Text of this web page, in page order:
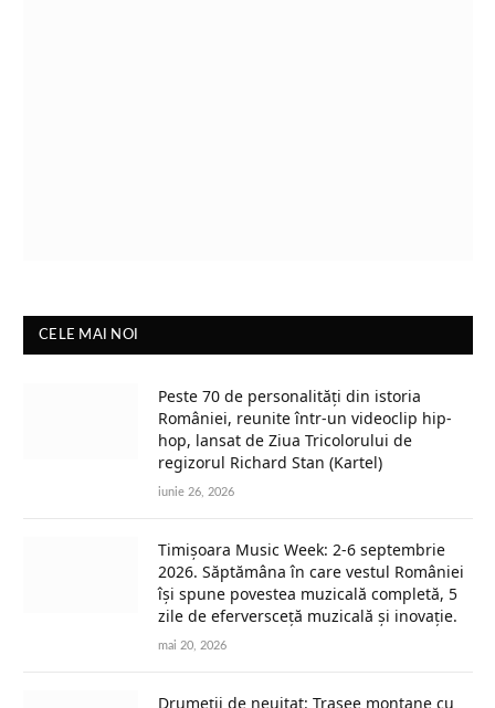
CELE MAI NOI
Peste 70 de personalități din istoria
României, reunite într-un videoclip hip-
hop, lansat de Ziua Tricolorului de
regizorul Richard Stan (Kartel)
iunie 26, 2026
Timișoara Music Week: 2-6 septembrie
2026. Săptămâna în care vestul României
își spune povestea muzicală completă, 5
zile de eferversceță muzicală și inovație.
mai 20, 2026
Drumeții de neuitat: Trasee montane cu